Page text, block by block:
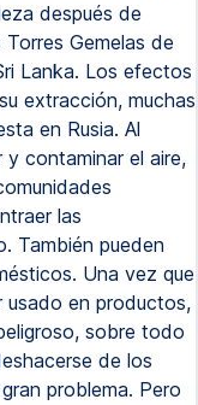
después de
Gemelas de
Lanka. Los efectos
extracción, muchas
en Rusia. Al
y contaminar el aire,
las
También pueden
Una vez que
usado en productos,
sobre todo
de los
problema. Pero